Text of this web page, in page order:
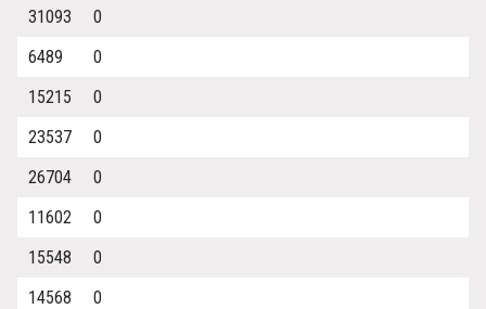
31093
0
6489
0
15215
0
23537
0
26704
0
11602
0
15548
0
14568
0